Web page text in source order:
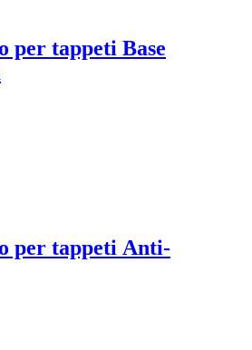
per tappeti Base
per tappeti Anti-